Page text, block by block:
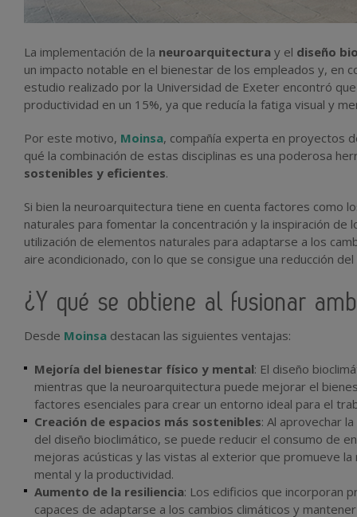
La implementación de la neuroarquitectura y el diseño
un impacto notable en el bienestar de los empleados y, en
estudio realizado por la Universidad de Exeter encontró
productividad en un 15%, ya que reducía la fatiga visual y
Por este motivo, Moinsa, compañía experta en proyectos
qué la combinación de estas disciplinas es una poderosa
sostenibles y eficientes.
Si bien la neuroarquitectura tiene en cuenta factores como
naturales para fomentar la concentración y la inspiración
utilización de elementos naturales para adaptarse a los
aire acondicionado, con lo que se consigue una reducción
¿Y qué se obtiene al fusionar
Desde Moinsa destacan las siguientes ventajas:
Mejoría del bienestar físico y mental: El diseño
mientras que la neuroarquitectura puede mejorar el
factores esenciales para crear un entorno ideal para el
Creación de espacios más sostenibles: Al aprovechar
del diseño bioclimático, se puede reducir el consumo de
mejoras acústicas y las vistas al exterior que promueve
mental y la productividad.
Aumento de la resiliencia: Los edificios que incorporan
capaces de adaptarse a los cambios climáticos y